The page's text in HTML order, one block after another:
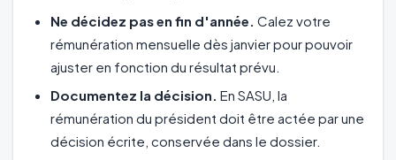
Ne décidez pas en fin d'année. Calez votre
rémunération mensuelle dès janvier pour pouvoir
ajuster en fonction du résultat prévu.
Documentez la décision. En SASU, la
rémunération du président doit être actée par une
décision écrite, conservée dans le dossier.